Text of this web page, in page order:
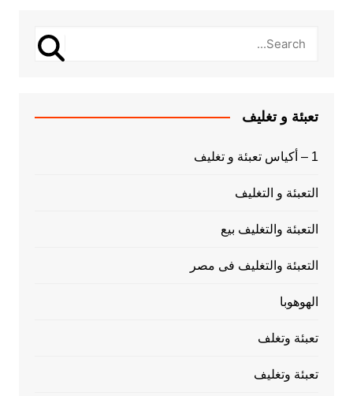
تعبئة و تغليف
1 – أكياس تعبئة و تغليف
التعبئة و التغليف
التعبئة والتغليف بيع
التعبئة والتغليف فى مصر
الهوهوبا
تعبئة وتغلف
تعبئة وتغليف